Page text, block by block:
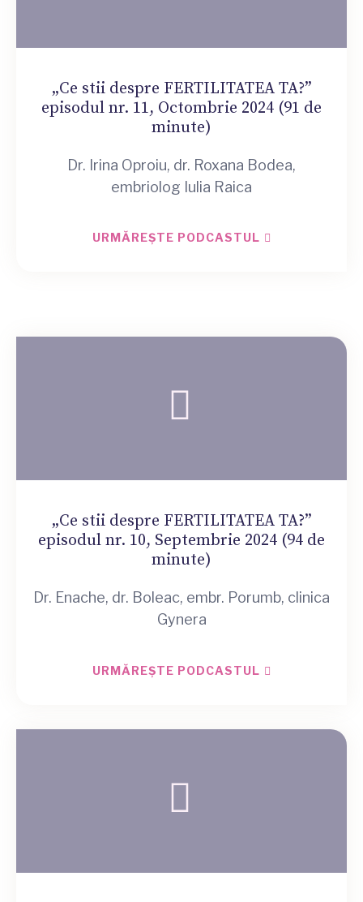
„Ce stii despre FERTILITATEA TA?”
episodul nr. 11, Octombrie 2024 (91 de
minute)
Dr. Irina Oproiu, dr. Roxana Bodea,
embriolog Iulia Raica
URMĂREȘTE PODCASTUL
„Ce stii despre FERTILITATEA TA?”
episodul nr. 10, Septembrie 2024 (94 de
minute)
Dr. Enache, dr. Boleac, embr. Porumb, clinica
Gynera
URMĂREȘTE PODCASTUL